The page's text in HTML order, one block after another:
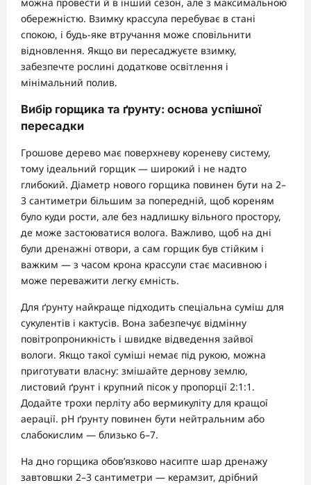
обережністю. Взимку крассула перебуває в стані
спокою, і будь-яке втручання може сповільнити
відновлення. Якщо ви пересаджуєте взимку,
забезпечте рослині додаткове освітлення і
мінімальний полив.
Вибір горщика та ґрунту: основа успішної
пересадки
Грошове дерево має поверхневу кореневу систему,
тому ідеальний горщик — широкий і не надто
глибокий. Діаметр нового горщика повинен бути на 2–
3 сантиметри більшим за попередній, щоб кореням
було куди рости, але без надлишку вільного простору,
де може застоюватися волога. Важливо, щоб на дні
були дренажні отвори, а сам горщик був стійким і
важким — з часом крона крассули стає масивною і
може переважити легку ємність.
Для ґрунту найкраще підходить спеціальна суміш для
сукулентів і кактусів. Вона забезпечує відмінну
повітропроникність і швидке відведення зайвої
вологи. Якщо такої суміші немає під рукою, можна
приготувати власну: змішайте дернову землю,
листовий ґрунт і крупний пісок у пропорції 2:1:1.
Додайте трохи перліту або вермикуліту для кращої
аерації. pH ґрунту повинен бути нейтральним або
слабокислим — близько 6–7.
На дно горщика обов’язково насипте шар дренажу
завтовшки 2–3 сантиметри — керамзит, дрібний